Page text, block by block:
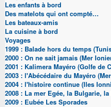
Les enfants à bord
Des matelots qui ont compté…
Les bateaux-amis
La cuisine à bord
Voyages
1999 : Balade hors du temps
2000 : On ne sait jamais (Mer
2001 : Kalimera Mayéro (Golfe de
2003 : l'Abécédaire du Mayéro
2004 : l'histoire continue (Iles
2008 : La mer Egée, la Bulgarie,
2009 : Eubée Les Sporades